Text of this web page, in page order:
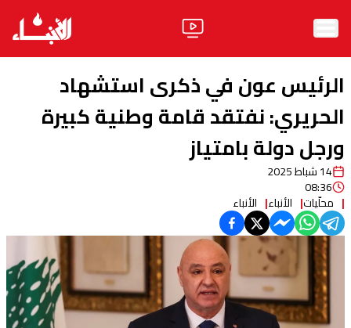
الرئيسية
آراء
فيديو
مواقف
وليد جنبلاطالحزب
ابحث
الرئيس عون في ذكرى استشهاد
الحريري: نفتقد قامة وطنية كبيرة
ورجل دولة بامتياز
14 شباط 2025
08:36
محلّيات الأنباء الأنباء